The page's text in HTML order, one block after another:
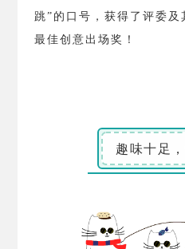
跳”的口号，获得了评委
最佳创意出场奖！
趣味十足